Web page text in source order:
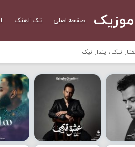
موزیک صفحه اصلی تک آهنگ
نیک ، پندار نیک